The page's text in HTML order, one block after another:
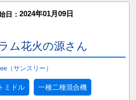
日： 2024年01月09日
ム花火の源さん
（サンスリー）
ミドル 一種二種混合機